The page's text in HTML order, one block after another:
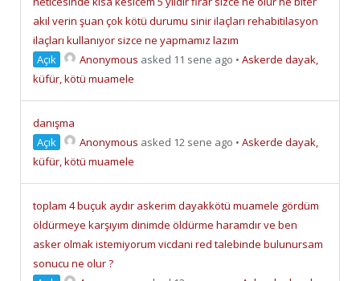
akıl verin şuan çok kötü durumu sinir ilaçları rehabitilasyon
ilaçları kullanıyor sizce ne yapmamız lazım
Açık
Anonymous asked 11 sene ago • Askerde dayak,
küfür, kötü muamele
danışma
Açık
Anonymous asked 12 sene ago • Askerde dayak,
küfür, kötü muamele
toplam 4 buçuk aydır askerim dayakkötü muamele gördüm
öldürmeye karşıyım dinimde öldürme haramdır ve ben
asker olmak istemiyorum vicdani red talebinde bulunursam
sonucu ne olur ?